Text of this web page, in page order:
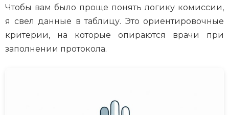
Чтобы вам было проще понять логику комиссии,
я свел данные в таблицу. Это ориентировочные
критерии, на которые опираются врачи при
заполнении протокола.